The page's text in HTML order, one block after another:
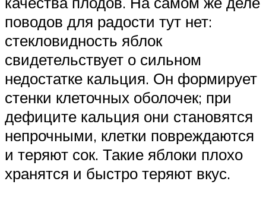
поводов для радости тут нет:
стекловидность яблок
свидетельствует о сильном
недостатке кальция. Он формирует
стенки клеточных оболочек; при
дефиците кальция они становятся
непрочными, клетки повреждаются
и теряют сок. Такие яблоки плохо
хранятся и быстро теряют вкус.